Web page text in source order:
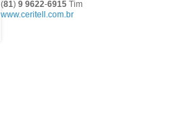
(81) 9 9622-6915 Tim
www.ceritell.com.br